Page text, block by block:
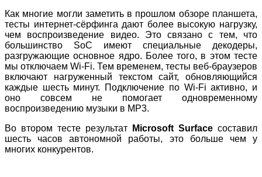
Как многие могли заметить в прошлом обзоре планшета,
тесты интернет-сёрфинга дают более высокую нагрузку,
чем воспроизведение видео. Это связано с тем, что
большинство SoC имеют специальные декодеры,
разгружающие основное ядро. Более того, в этом тесте
мы отключаем Wi-Fi. Тем временем, тесты веб-браузеров
включают нагруженный текстом сайт, обновляющийся
каждые шесть минут. Подключение по Wi-Fi активно, и
оно совсем не помогает одновременному
воспроизведению музыки в MP3.
Во втором тесте результат
Microsoft Surface составил
шесть часов автономной работы, это больше чем у
многих конкурентов.